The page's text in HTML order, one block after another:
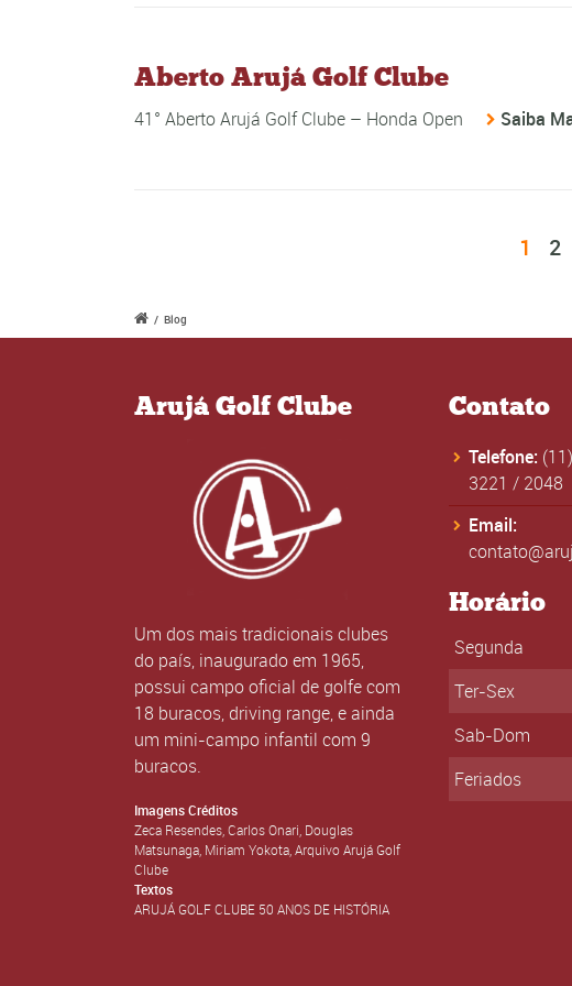
Aberto Arujá Golf Clube
41° Aberto Arujá Golf Clube – Honda Open Saiba
1 2
/ Blog
Arujá Golf Clube
Um dos mais tradicionais clubes
do país, inaugurado em 1965,
possui campo oficial de golfe com
18 buracos, driving range, e ainda
um mini-campo infantil com 9
buracos.
Imagens Créditos
Zeca Resendes, Carlos Onari, Douglas
Matsunaga, Miriam Yokota, Arquivo Arujá Golf
Clube
Textos
ARUJÁ GOLF CLUBE 50 ANOS DE HISTÓRIA
Contato
Telefone:
3221 / 2048
Email:
Horário
Segunda
Ter-Sex
Sab-Dom
Feriados